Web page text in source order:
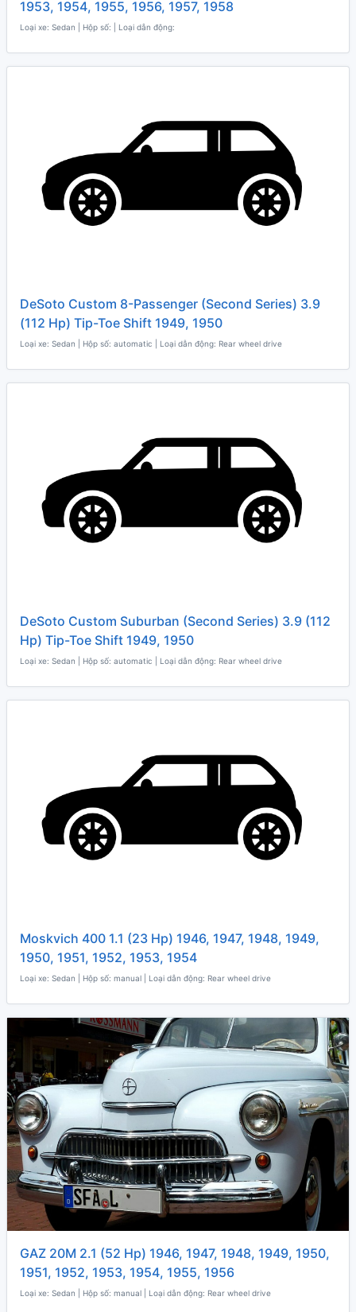
1953, 1954, 1955, 1956, 1957, 1958
Loại xe: Sedan | Hộp số: | Loại dẫn động:
DeSoto Custom 8-Passenger (Second Series) 3.9
(112 Hp) Tip-Toe Shift 1949, 1950
Loại xe: Sedan | Hộp số: automatic | Loại dẫn động: Rear wheel drive
DeSoto Custom Suburban (Second Series) 3.9 (112
Hp) Tip-Toe Shift 1949, 1950
Loại xe: Sedan | Hộp số: automatic | Loại dẫn động: Rear wheel drive
Moskvich 400 1.1 (23 Hp) 1946, 1947, 1948, 1949,
1950, 1951, 1952, 1953, 1954
Loại xe: Sedan | Hộp số: manual | Loại dẫn động: Rear wheel drive
GAZ 20M 2.1 (52 Hp) 1946, 1947, 1948, 1949, 1950,
1951, 1952, 1953, 1954, 1955, 1956
Loại xe: Sedan | Hộp số: manual | Loại dẫn động: Rear wheel drive